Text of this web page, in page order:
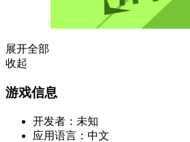
展开全部
收起
游戏信息
开发者： 未知
应用语言： 中文